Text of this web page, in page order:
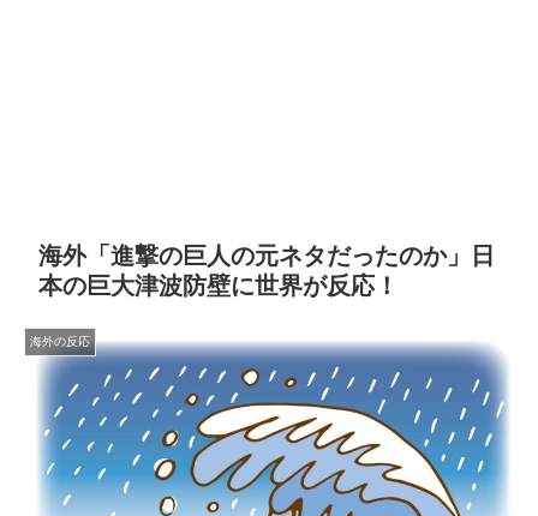
海外「進撃の巨人の元ネタだったのか」日
本の巨大津波防壁に世界が反応！
海外の反応